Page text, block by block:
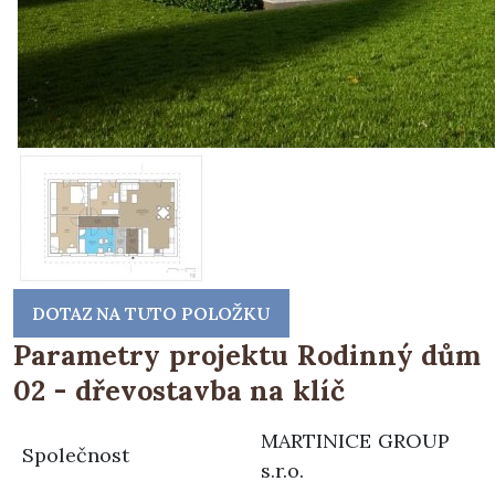
DOTAZ NA TUTO POLOŽKU
Parametry projektu Rodinný dům
02 - dřevostavba na klíč
Společnost
MARTINICE GROUP
s.r.o.